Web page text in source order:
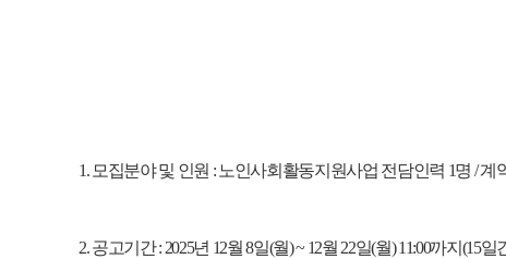
1.모집분야 및 인원 :노인사회활동지원사업 전담인력 1명 /계
2.공고기간: 2025년 12월8일(월) ~ 12월22일(월) 11:00까지 (15일